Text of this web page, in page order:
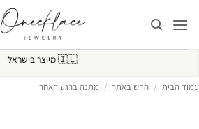
🇮🇱מיוצר בישראל
עמוד הבית / חדש באתר / מתנה ברגע האחרון